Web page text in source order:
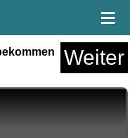
≡
Weiter